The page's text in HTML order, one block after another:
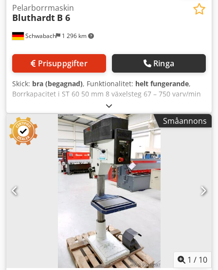
Schwabach 1 296 km
Pelarborrmaskin
Bluthardt B 6
Prisuppgifter Ringa
Skick: bra (begagnad), Funktionalitet: helt fungerande,
Borrkapacitet i ST 60 50 mm 8 växelsteg 67 – 750 varv/min
Spindelmotor 2,5 / 3,3 kW 4 borrningsmatningar 0,1 / 0,2 /
0,3 / 0,40 mm/varv Utliggning ca. 355 mm Chedpozrzl Aefx
Ad Soa Bordsyta 500 x 620 mm (mätt utan kant) Spindelns
slaglängd 250 mm Spindelkon MK 5
Småannons
1 / 10